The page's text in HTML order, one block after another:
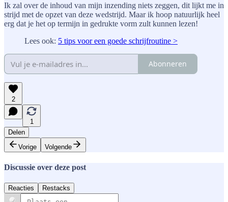
Ik zal over de inhoud van mijn inzending niets zeggen, dit lijkt me in
strijd met de opzet van deze wedstrijd. Maar ik hoop natuurlijk heel
erg dat je het op termijn in gedrukte vorm zult kunnen lezen!
Lees ook: 5 tips voor een goede schrijfroutine >
Abonneren
2
1
Delen
Vorige
Volgende
Discussie over deze post
Reacties Restacks